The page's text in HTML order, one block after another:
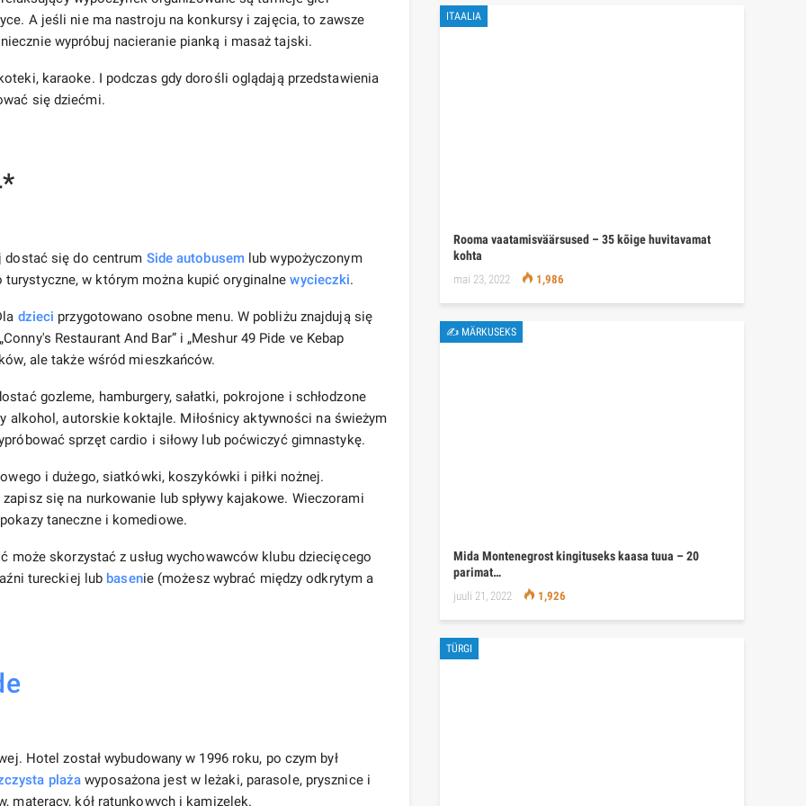
A jeśli nie ma nastroju na konkursy i zajęcia, to zawsze
wypróbuj nacieranie pianką i masaż tajski.
karaoke. I podczas gdy dorośli oglądają przedstawienia
się dziećmi.
dostać się do centrum Side autobusemlub wypożyczonym
turystyczne, w którym można kupić oryginalnewycieczki.
dzieci przygotowano osobne menu. W pobliżu znajdują się
Restaurant And Bar” i „Meshur 49 Pide ve Kebap
ale także wśród mieszkańców.
gozleme, hamburgery, sałatki, pokrojone i schłodzone
alkohol, autorskie koktajle. Miłośnicy aktywności na świeżym
sprzęt cardio i siłowy lub poćwiczyć gimnastykę.
i dużego, siatkówki, koszykówki i piłki nożnej.
się na nurkowanie lub spływy kajakowe. Wieczorami
taneczne i komediowe.
może skorzystać z usług wychowawców klubu dziecięcego
tureckiej lub basenie (możesz wybrać między odkrytym a
Hotel został wybudowany w 1996 roku, po czym był
plaża wyposażona jest w leżaki, parasole, prysznice i
materacy, kół ratunkowych i kamizelek.
ITAALIA
Rooma vaatamisväärsused – 35 kõige huvitavamat
kohta
mai 23, 2022 1,986
✍ MÄRKUSEKS
Mida Montenegrost kingituseks kaasa tuua – 20
parimat…
juuli 21, 2022 1,926
TÜRGI